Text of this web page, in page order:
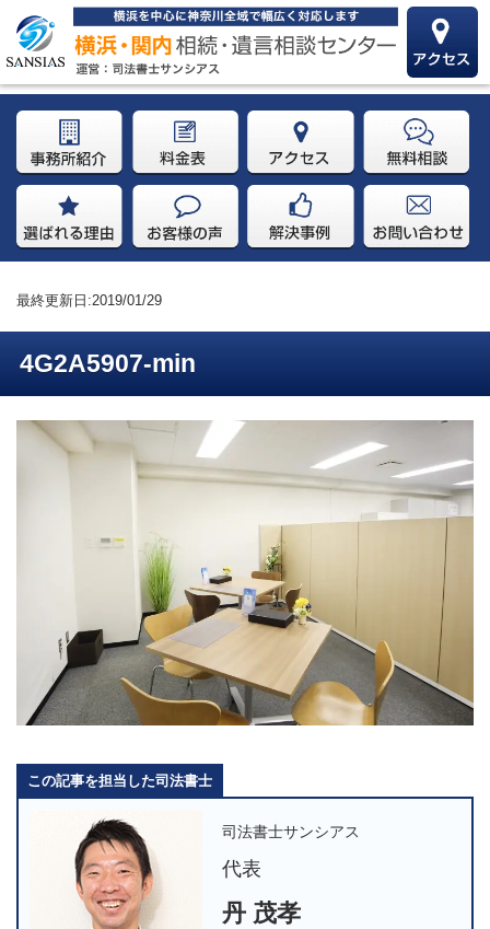
最終更新日:2019/01/29
4G2A5907-min
この記事を担当した司法書士
司法書士サンシアス
代表
丹 茂孝